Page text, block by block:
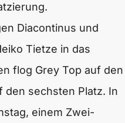
Diacontinus und
Tietze in das
flog Grey Top auf den
sechsten Platz. In
einem Zwei-